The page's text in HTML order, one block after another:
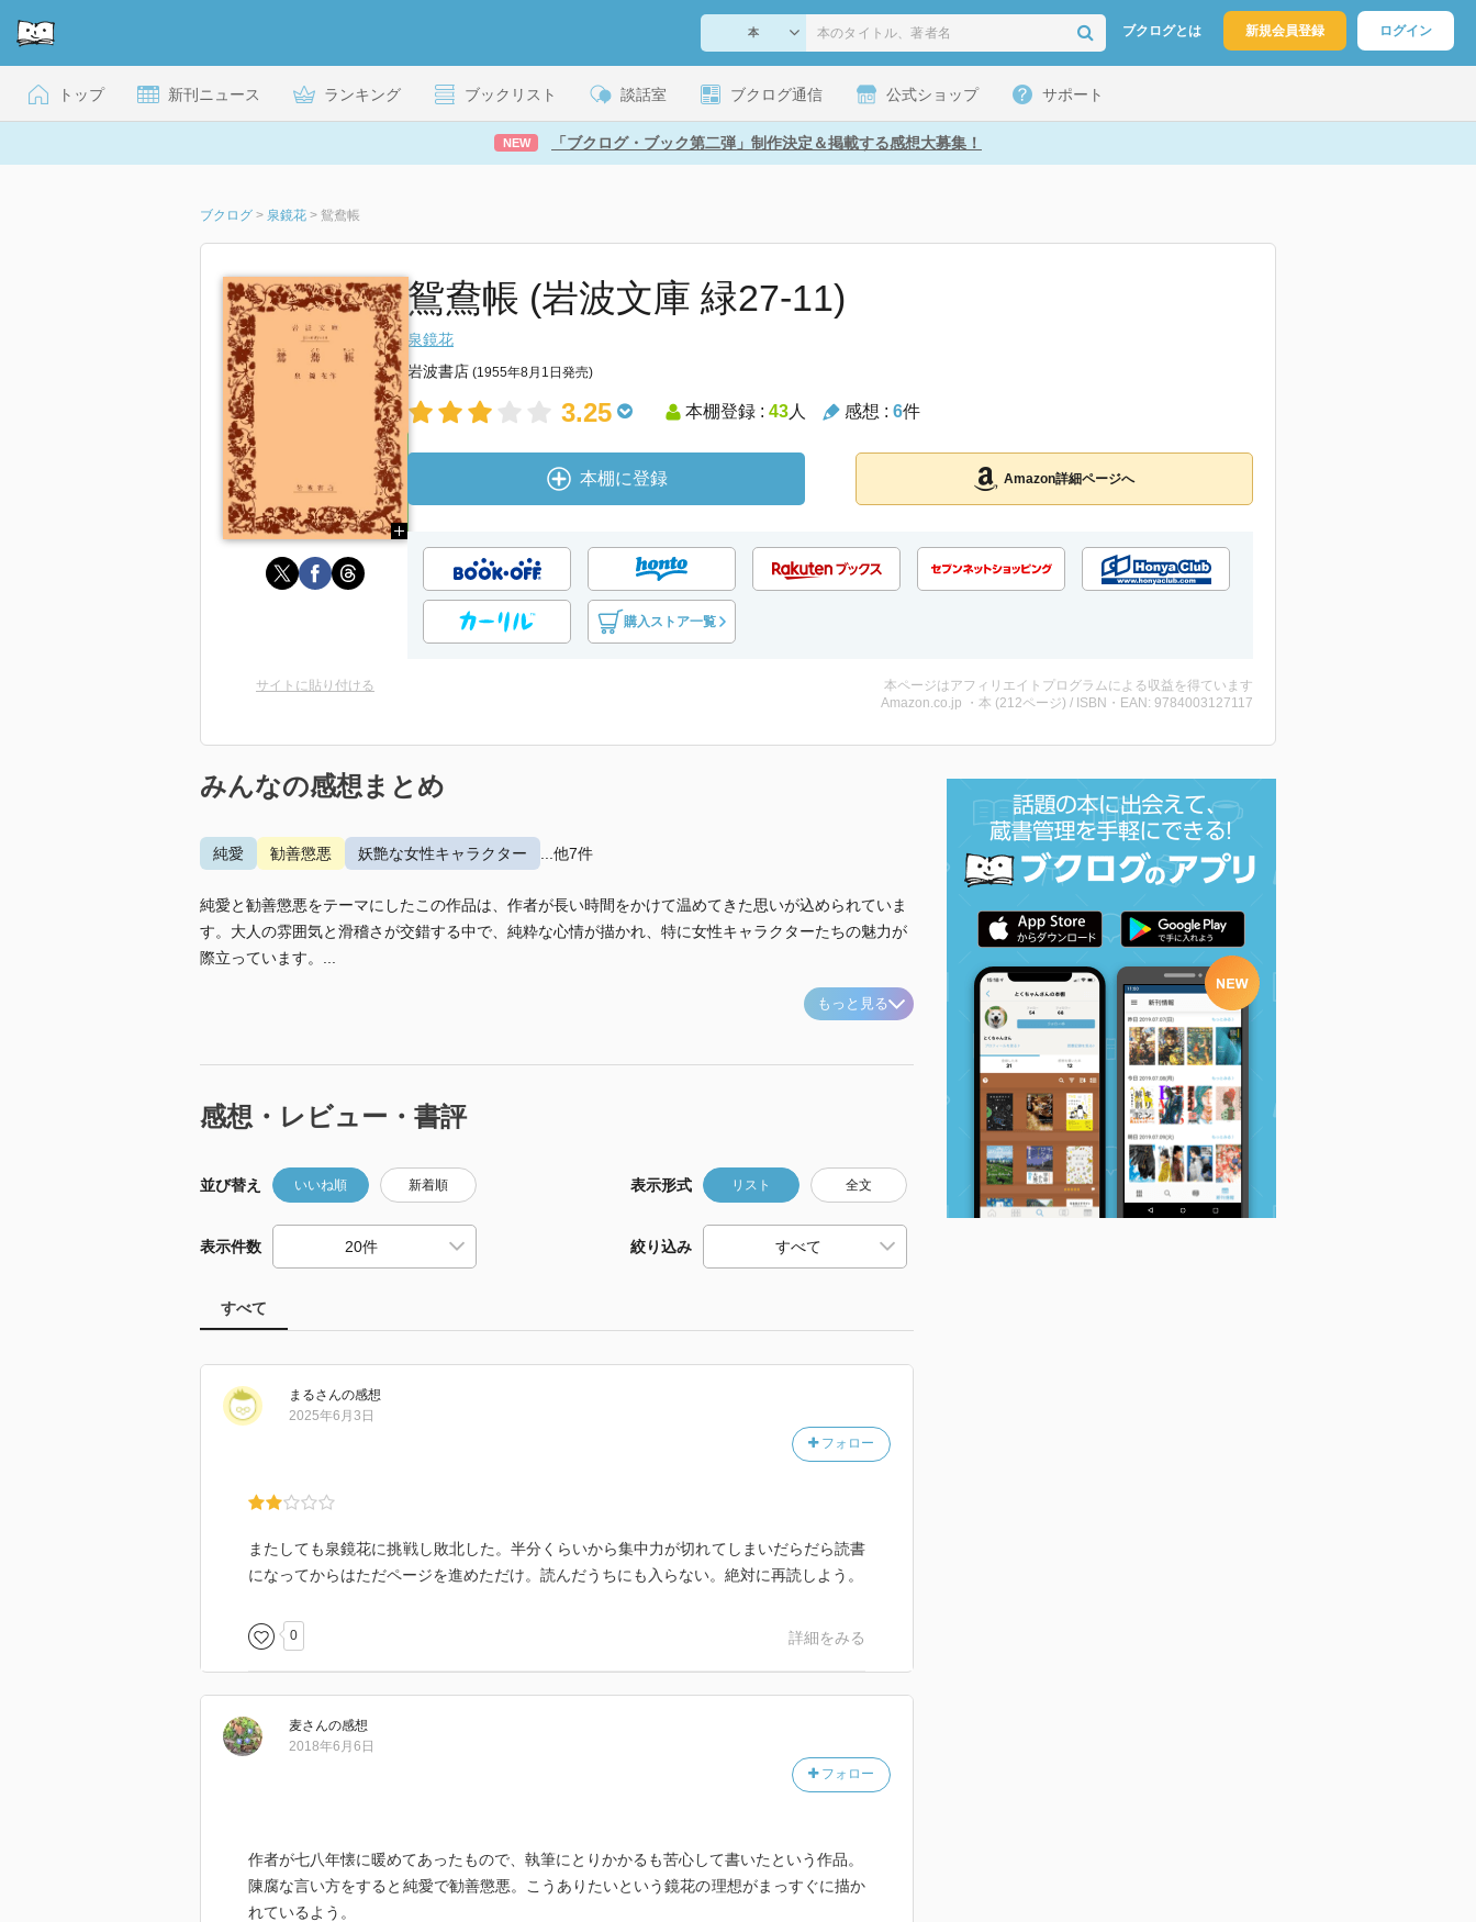
ブクログとは 新規会員登録 ログイン
トップ 新刊ニュース ランキング ブックリスト 談話室 ブクログ通信 公式ショップ サポート
NEW 「ブクログ・ブック第二弾」制作決定＆掲載する感想大募集！
ブクログ > 泉鏡花 > 鴛鴦帳
鴛鴦帳 (岩波文庫 緑27-11)
泉鏡花
岩波書店 (1955年8月1日発売)
3.25 本棚登録 : 43人 感想 : 6件
本棚に登録 Amazon詳細ページへ
購入ストア一覧
サイトに貼り付ける
本ページはアフィリエイトプログラムによる収益を得ています
Amazon.co.jp ・本 (212ページ) / ISBN・EAN: 9784003127117
みんなの感想まとめ
純愛 勧善懲悪 妖艶な女性キャラクター ...他7件
純愛と勧善懲悪をテーマにしたこの作品は、作者が長い時間をかけて温めてきた思いが込められていま
す。大人の雰囲気と滑稽さが交錯する中で、純粋な心情が描かれ、特に女性キャラクターたちの魅力が
際立っています。...
もっと見る
感想・レビュー・書評
並び替え いいね順 新着順 表示形式 リスト 全文
表示件数 絞り込み
すべて
まるさんの感想
フォロー
2025年6月3日
またしても泉鏡花に挑戦し敗北した。半分くらいから集中力が切れてしまいだらだら読書
になってからはただページを進めただけ。読んだうちにも入らない。絶対に再読しよう。
0 詳細をみる
麦さんの感想
フォロー
2018年6月6日
作者が七八年懐に暖めてあったもので、執筆にとりかかるも苦心して書いたという作品。
陳腐な言い方をすると純愛で勧善懲悪。こうありたいという鏡花の理想がまっすぐに描か
れているよう。